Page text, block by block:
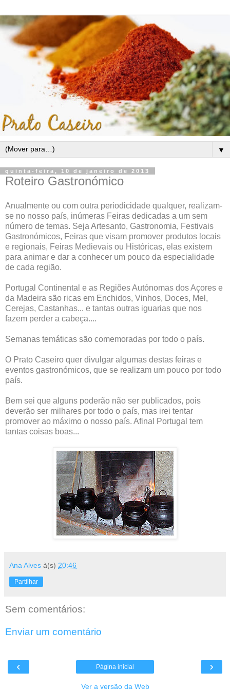
▼
quinta-feira, 10 de janeiro de 2013
Roteiro Gastronómico
Anualmente ou com outra periodicidade qualquer, realizam-
se no nosso país, inúmeras Feiras dedicadas a um sem
número de temas. Seja Artesanto, Gastronomia, Festivais
Gastronómicos, Feiras que visam promover produtos locais
e regionais, Feiras Medievais ou Históricas, elas existem
para animar e dar a conhecer um pouco da especialidade
de cada região.
Portugal Continental e as Regiões Autónomas dos Açores e
da Madeira são ricas em Enchidos, Vinhos, Doces, Mel,
Cerejas, Castanhas... e tantas outras iguarias que nos
fazem perder a cabeça....
Semanas temáticas são comemoradas por todo o país.
O Prato Caseiro quer divulgar algumas destas feiras e
eventos gastronómicos, que se realizam um pouco por todo
país.
Bem sei que alguns poderão não ser publicados, pois
deverão ser milhares por todo o país, mas irei tentar
promover ao máximo o nosso país. Afinal Portugal tem
tantas coisas boas...
Ana Alves à(s) 20:46
Partilhar
Sem comentários:
Enviar um comentário
‹ ›
Página inicial
Ver a versão da Web